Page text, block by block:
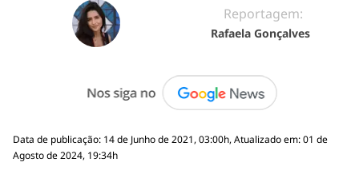
Reportagem:
Rafaela Gonçalves
Data de publicação: 14 de Junho de 2021, 03:00h, Atualizado em: 01 de
Agosto de 2024, 19:34h